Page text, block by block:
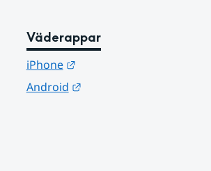
Väderappar
iPhone
Länk till annan webbplats.
Android
Länk till annan webbplats.